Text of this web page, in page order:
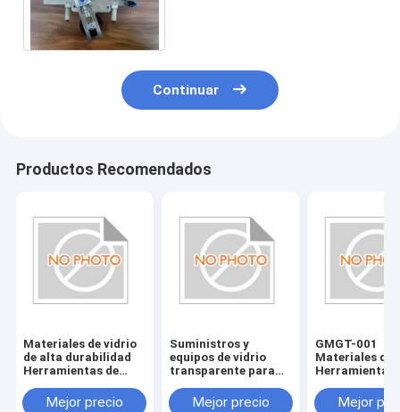
Continuar
Productos Recomendados
Materiales de vidrio
de alta durabilidad
Herramientas de
los arañazos y
Mejor precio
Suministros y
equipos de vidrio
transparente para
de vidrioMejor precio
GMGT-001
Materiales de
Herramientas
VariosMejor